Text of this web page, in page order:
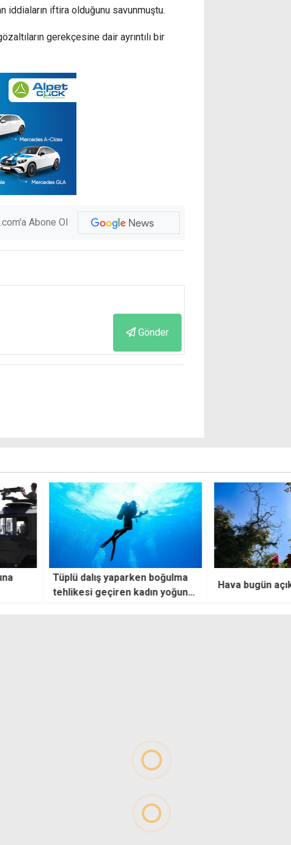
iddiaların iftira olduğunu savunmuştu.
gerekçesine dair ayrıntılı bir
Abone Ol
Gönder
boğulma
kadın yoğun
Hava bugün açık ve sıcak